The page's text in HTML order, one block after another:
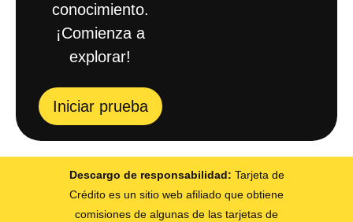
conocimiento.
¡Comienza a
explorar!
Iniciar prueba
Descargo de responsabilidad: Tarjeta de
Crédito es un sitio web afiliado que obtiene
comisiones de algunas de las tarjetas de